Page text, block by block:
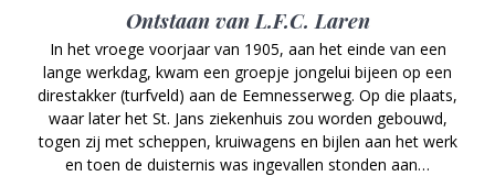
Ontstaan van L.F.C. Laren
In het vroege voorjaar van 1905, aan het einde van een
lange werkdag, kwam een groepje jongelui bijeen op een
direstakker (turfveld) aan de Eemnesserweg. Op die plaats,
waar later het St. Jans ziekenhuis zou worden gebouwd,
togen zij met scheppen, kruiwagens en bijlen aan het werk
en toen de duisternis was ingevallen stonden aan…